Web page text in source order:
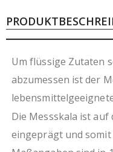
gerundete Ränder
Um flüssige Zutaten
abzumessen ist der
Die Messskala ist
eingeprägt und